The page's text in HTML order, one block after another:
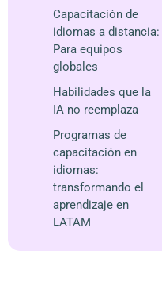
Capacitación de
idiomas a distancia:
Para equipos
globales
Habilidades que la
IA no reemplaza
Programas de
capacitación en
idiomas:
transformando el
aprendizaje en
LATAM